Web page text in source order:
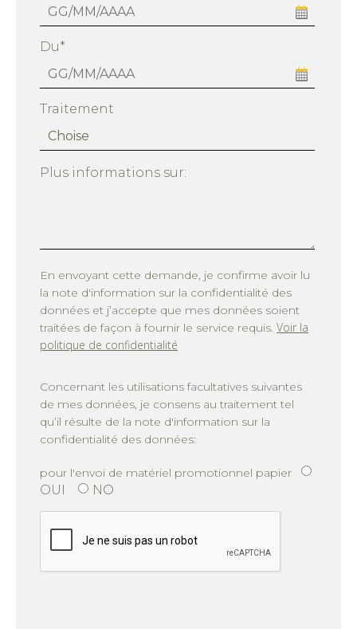
Du*
Traitement
Plus informations sur:
En envoyant cette demande, je confirme avoir lu
la note d'information sur la confidentialité des
données et j’accepte que mes données soient
traitées de façon à fournir le service requis. Voir la
politique de confidentialité
Concernant les utilisations facultatives suivantes
de mes données, je consens au traitement tel
qu’il résulte de la note d'information sur la
confidentialité des données:
pour l'envoi de matériel promotionnel papier
OUI NO